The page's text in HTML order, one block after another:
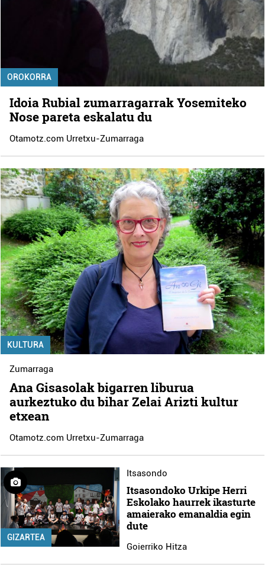
OROKORRA
Idoia Rubial zumarragarrak Yosemiteko
Nose pareta eskalatu du
Otamotz.com Urretxu-Zumarraga
KULTURA
Zumarraga
Ana Gisasolak bigarren liburua
aurkeztuko du bihar Zelai Arizti kultur
etxean
Otamotz.com Urretxu-Zumarraga
GIZARTEA
Itsasondo
Itsasondoko Urkipe Herri
Eskolako haurrek ikasturte
amaierako emanaldia egin
dute
Goierriko Hitza